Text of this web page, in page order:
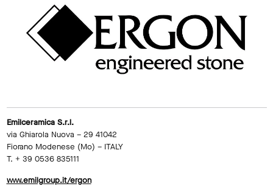
Emilceramica S.r.l.
via Ghiarola Nuova – 29 41042
Fiorano Modenese (Mo) – ITALY
T. + 39 0536 835111
www.emilgroup.it/ergon